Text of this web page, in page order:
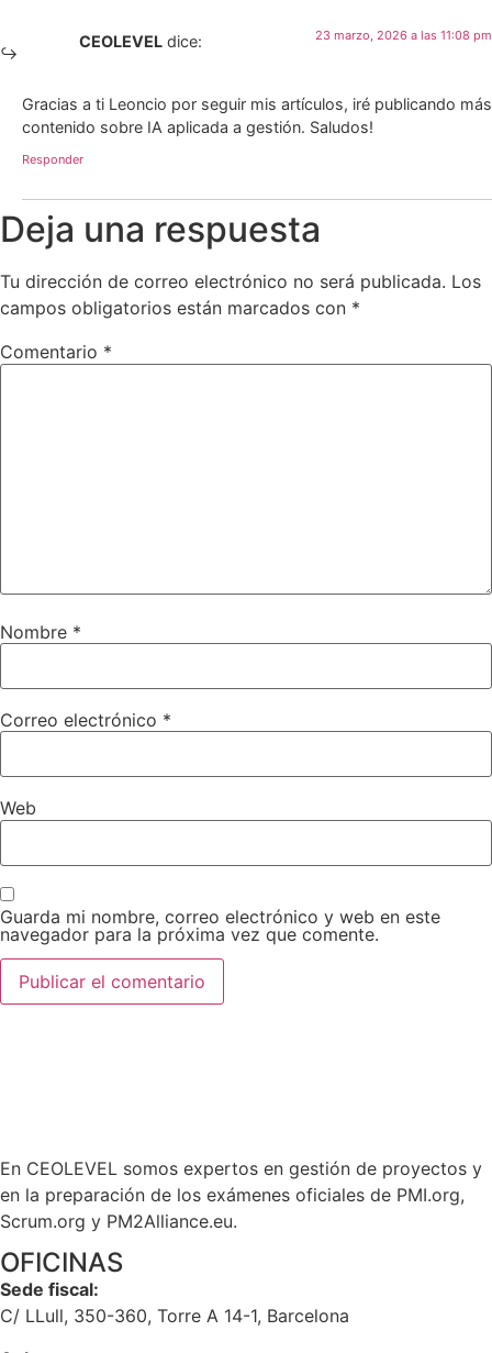
CEOLEVEL dice: 23 marzo, 2026 a las 11:08 pm
Gracias a ti Leoncio por seguir mis artículos, iré publicando más
contenido sobre IA aplicada a gestión. Saludos!
Responder
Deja una respuesta
Tu dirección de correo electrónico no será publicada. Los
campos obligatorios están marcados con *
Comentario *
Nombre *
Correo electrónico *
Web
Guarda mi nombre, correo electrónico y web en este
navegador para la próxima vez que comente.
En CEOLEVEL somos expertos en gestión de proyectos y
en la preparación de los exámenes oficiales de PMI.org,
Scrum.org y PM2Alliance.eu.
OFICINAS
Sede fiscal:
C/ LLull, 350-360, Torre A 14-1, Barcelona